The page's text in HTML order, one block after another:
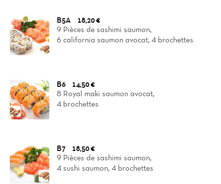
B5A
18,20 €
9 Pièces de sashimi saumon,
6 california saumon avocat, 4 brochettes
B6
14,50 €
8 Royal maki saumon avocat,
4 brochettes
B7
18,50 €
9 Pièces de sashimi saumon,
4 sushi saumon, 4 brochettes